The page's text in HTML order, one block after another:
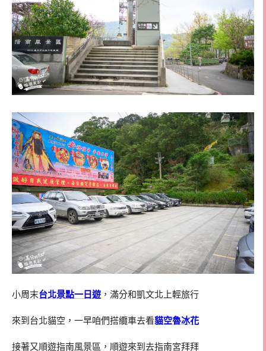
小周末台北景點一日遊 ，滿分和凱文北上輕旅行
來到台北貓空，一早咱們搭纜車去看貓空魯冰花
接著又順遊指南風景區，順遊來到去指南宮拜拜